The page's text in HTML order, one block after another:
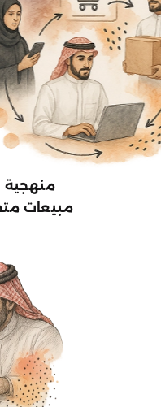
منهجية UXarabia لرفع
مبيعات